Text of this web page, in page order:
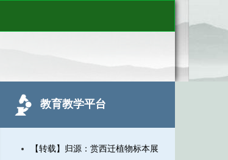
教育教学平台
【转载】归源：赏西迁植物标本展